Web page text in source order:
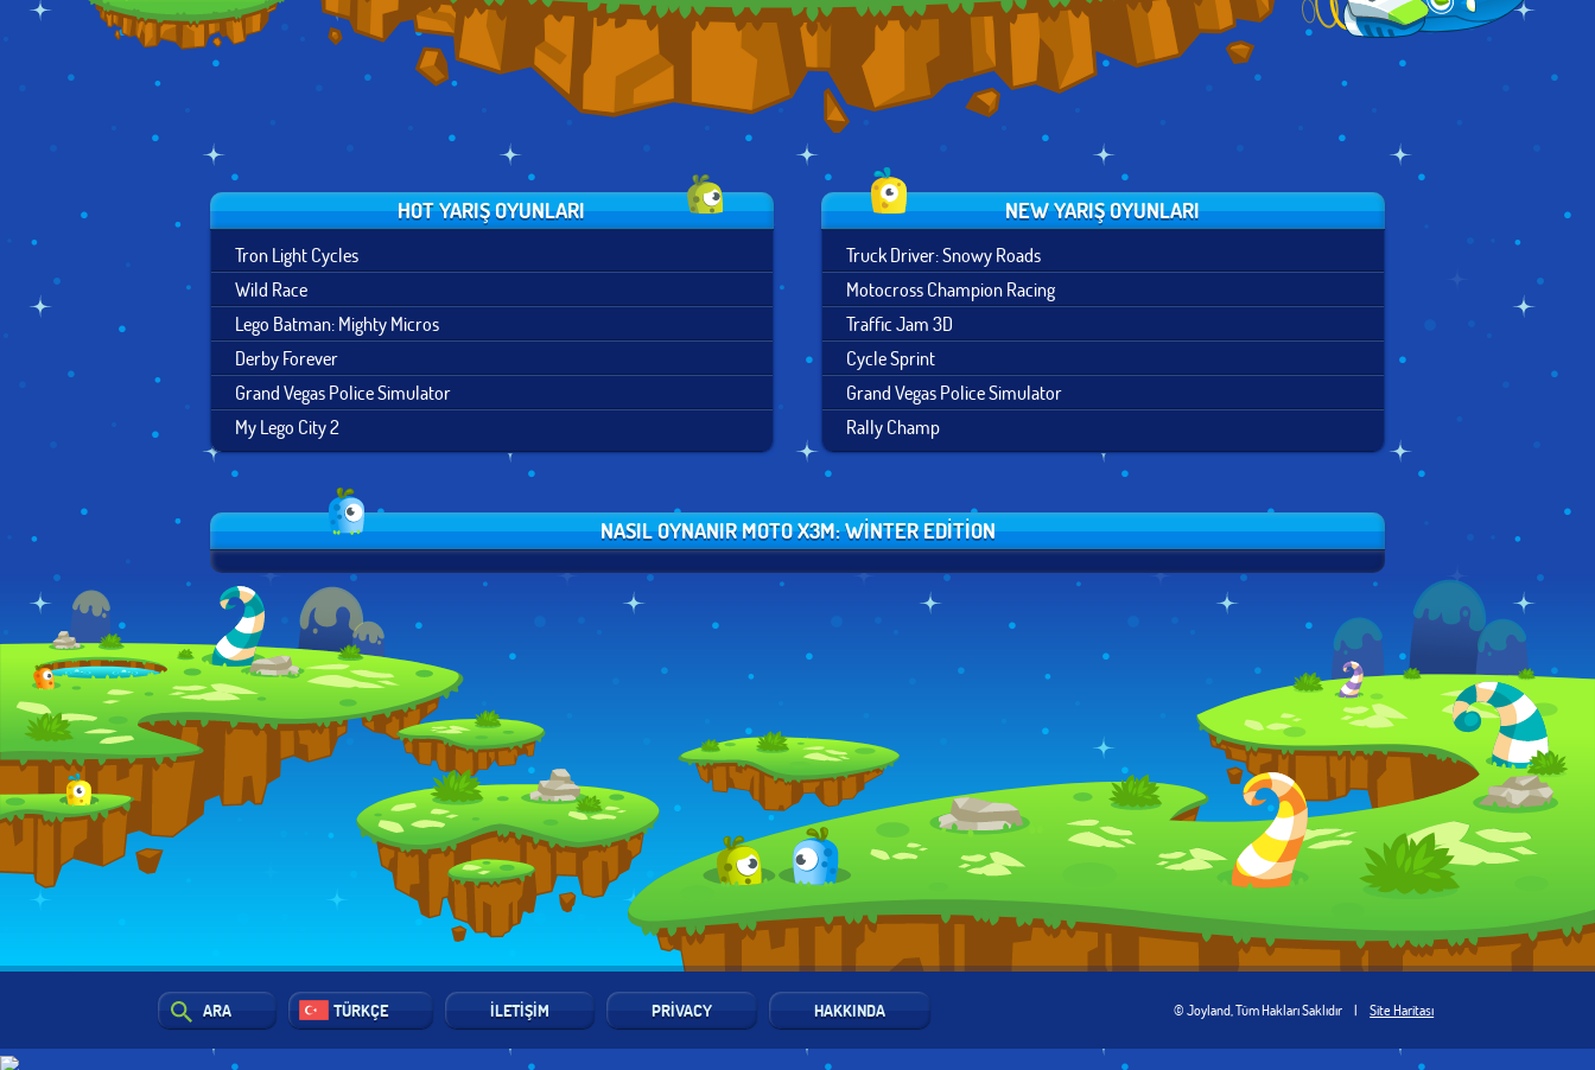
HOT YARIŞ OYUNLARI
Tron Light Cycles
Wild Race
Lego Batman: Mighty Micros
Derby Forever
Grand Vegas Police Simulator
My Lego City 2
NEW YARIŞ OYUNLARI
Truck Driver: Snowy Roads
Motocross Champion Racing
Traffic Jam 3D
Cycle Sprint
Grand Vegas Police Simulator
Rally Champ
NASIL OYNANIR MOTO X3M: WINTER EDITION
ARA TÜRKÇE İLETIŞIM PRIVACY HAKKINDA © Joyland, Tüm Hakları Saklıdır | Site Haritası